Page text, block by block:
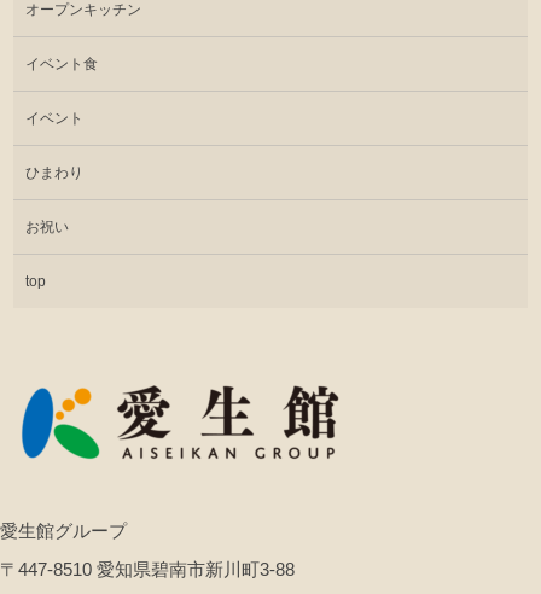
オープンキッチン
イベント食
イベント
ひまわり
お祝い
top
愛生館グループ
〒447-8510 愛知県碧南市新川町3-88